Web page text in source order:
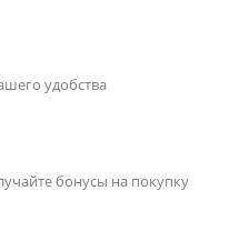
удобства
бонусы на покупку